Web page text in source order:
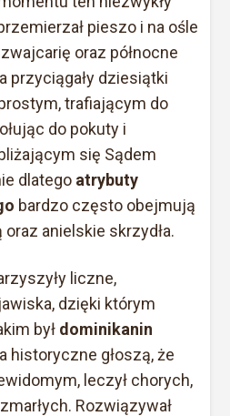
pieszo i na ośle
oraz północne
przyciągały dziesiątki
trafiającym do
do pokuty i
się Sądem
dlatego atrybuty
bardzo często obejmują
anielskie skrzydła.
liczne,
dzięki którym
był dominikanin
historyczne głoszą, że
leczył chorych,
Rozwiązywał